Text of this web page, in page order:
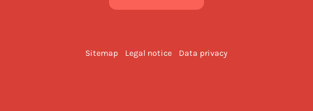
Sitemap Legal notice Data privacy